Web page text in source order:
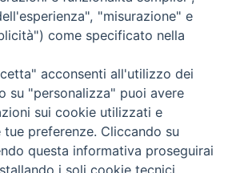
così alla cattedrale di Larino che aveva
riconoscimento nel 1928) e
elevato San Timoteo a Compatrono di
condividi su
P
L
X
T
h
W
T
e
"misurazione" e
come specificato nella
acconsenti all'utilizzo dei
su "personalizza" puoi avere
sui cookie utilizzati e
tue preferenze. Cliccando su
questa informativa proseguirai
i soli cookie tecnici.